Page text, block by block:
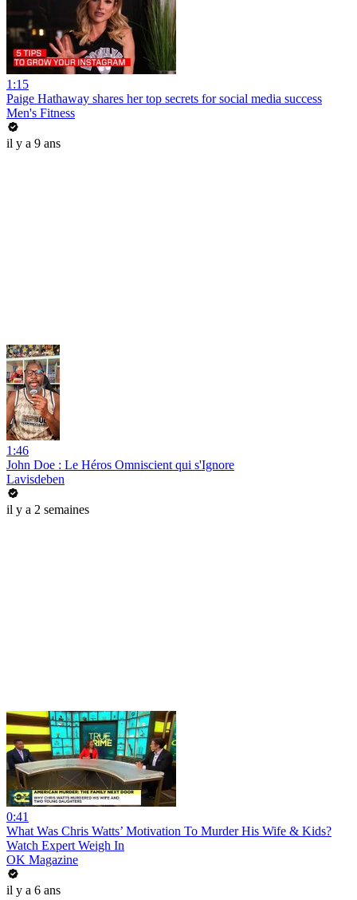
1:15
Paige Hathaway shares her top secrets for social media success
Men's Fitness
il y a 9 ans
1:46
John Doe : Le Héros Omniscient qui s'Ignore
Lavisdeben
il y a 2 semaines
0:41
What Was Chris Watts’ Motivation To Murder His Wife & Kids?
Watch Expert Weigh In
OK Magazine
il y a 6 ans